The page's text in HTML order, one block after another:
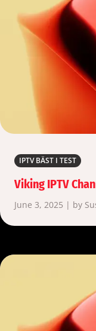
IPTV BÄST I TEST
Viking IPTV
June 3, 2025 | by